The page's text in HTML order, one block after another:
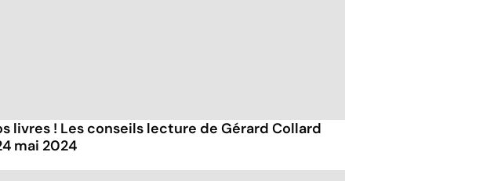
livres ! Les conseils lecture de Gérard Collard
mai 2024